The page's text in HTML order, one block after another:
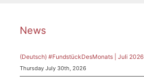
News
(Deutsch) #FundstückDesMonats | Juli 2026
Thursday July 30th, 2026